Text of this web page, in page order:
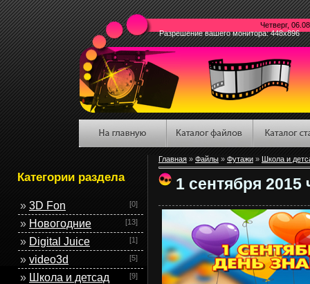
Четверг,
Разрешение вашего монитора: 448x896
Категории раздела
» 3D Fon [0]
» Новогодние [13]
» Digital Juice [1]
» video3d [5]
» Школа и детсад [9]
Главная » Файлы » Футажи » Школа и
1 сентября